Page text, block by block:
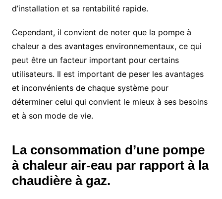
d’installation et sa rentabilité rapide.
Cependant, il convient de noter que la pompe à
chaleur a des avantages environnementaux, ce qui
peut être un facteur important pour certains
utilisateurs. Il est important de peser les avantages
et inconvénients de chaque système pour
déterminer celui qui convient le mieux à ses besoins
et à son mode de vie.
La consommation d’une pompe
à chaleur air-eau par rapport à la
chaudière à gaz.